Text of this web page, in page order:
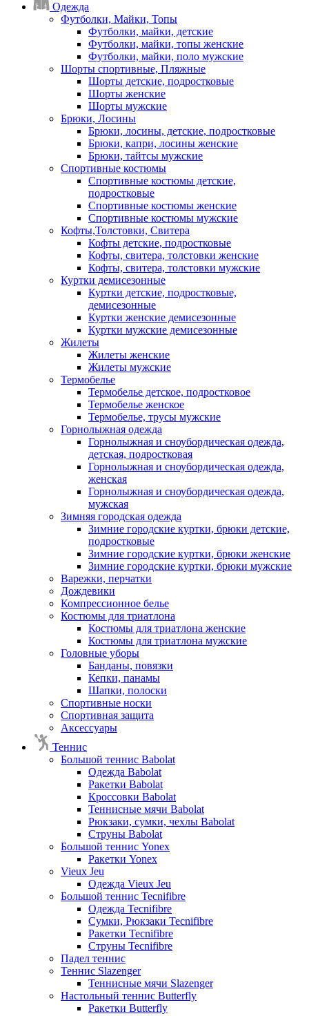
Одежда
Футболки, Майки, Топы
Футболки, майки, детские
Футболки, майки, топы женские
Футболки, майки, поло мужские
Шорты спортивные, Пляжные
Шорты детские, подростковые
Шорты женские
Шорты мужские
Брюки, Лосины
Брюки, лосины, детские, подростковые
Брюки, капри, лосины женские
Брюки, тайтсы мужские
Спортивные костюмы
Спортивные костюмы детские,
подростковые
Спортивные костюмы женские
Спортивные костюмы мужские
Кофты,Толстовки, Свитера
Кофты детские, подростковые
Кофты, свитера, толстовки женские
Кофты, свитера, толстовки мужские
Куртки демисезонные
Куртки детские, подростковые,
демисезонные
Куртки женские демисезонные
Куртки мужские демисезонные
Жилеты
Жилеты женские
Жилеты мужские
Термобелье
Термобелье детское, подростковое
Термобелье женское
Термобелье, трусы мужские
Горнолыжная одежда
Горнолыжная и сноубордическая одежда,
детская, подростковая
Горнолыжная и сноубордическая одежда,
женская
Горнолыжная и сноубордическая одежда,
мужская
Зимняя городская одежда
Зимние городские куртки, брюки детские,
подростковые
Зимние городские куртки, брюки женские
Зимние городские куртки, брюки мужские
Варежки, перчатки
Дождевики
Компрессионное белье
Костюмы для триатлона
Костюмы для триатлона женские
Костюмы для триатлона мужские
Головные уборы
Банданы, повязки
Кепки, панамы
Шапки, полоски
Спортивные носки
Спортивная защита
Аксессуары
Теннис
Большой теннис Babolat
Одежда Babolat
Ракетки Babolat
Кроссовки Babolat
Теннисные мячи Babolat
Рюкзаки, сумки, чехлы Babolat
Струны Babolat
Большой теннис Yonex
Ракетки Yonex
Vieux Jeu
Одежда Vieux Jeu
Большой теннис Tecnifibre
Одежда Tecnifibre
Сумки, Рюкзаки Tecnifibre
Ракетки Tecnifibre
Струны Tecnifibre
Падел теннис
Теннис Slazenger
Теннисные мячи Slazenger
Настольный теннис Butterfly
Ракетки Butterfly